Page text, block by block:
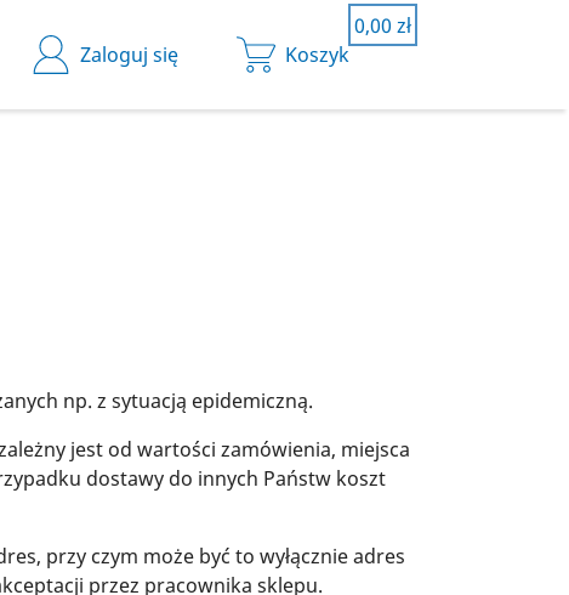
Zaloguj się
0,00 zł
Koszyk
Koszyk
0,00 zł
np. z sytuacją epidemiczną.
jest od wartości zamówienia, miejsca
dostawy do innych Państw koszt
przy czym może być to wyłącznie adres
przez pracownika sklepu.